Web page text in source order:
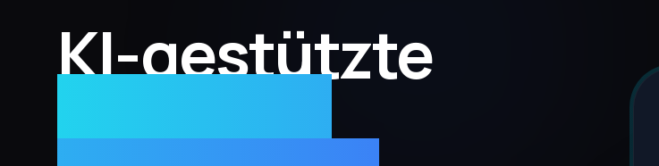
KI-gestützte
Malware-